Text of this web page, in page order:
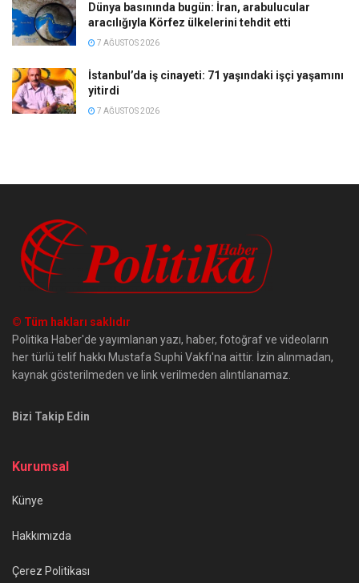
Dünya basınında bugün: İran, arabulucular
aracılığıyla Körfez ülkelerini tehdit etti
7 AĞUSTOS 2026
İstanbul’da iş cinayeti: 71 yaşındaki işçi yaşamını
yitirdi
7 AĞUSTOS 2026
© Tüm hakları saklıdır
Politika Haber'de yayımlanan yazı, haber, fotoğraf ve videoların
her türlü telif hakkı Mustafa Suphi Vakfı'na aittir. İzin alınmadan,
kaynak gösterilmeden ve link verilmeden alıntılanamaz.
Bizi Takip Edin
Kurumsal
Künye
Hakkımızda
Çerez Politikası